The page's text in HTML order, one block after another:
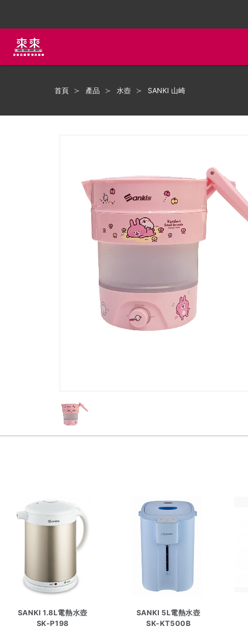
首頁 產品 水壺 SANKI 山崎
SANKI 1.8L電熱水壺
SK-P198
SANKI 5L電熱水壺
SK-KT500B